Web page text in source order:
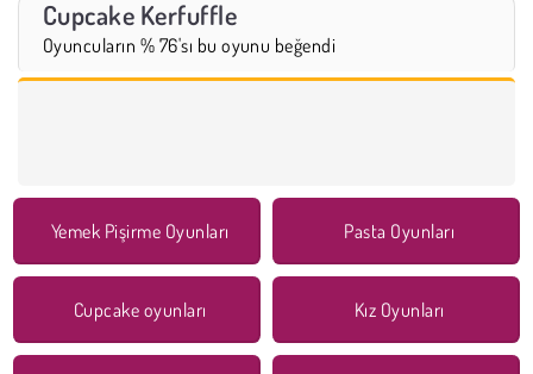
Cupcake Kerfuffle
Oyuncuların % 76'sı bu oyunu beğendi
Yemek Pişirme Oyunları Pasta Oyunları
Cupcake oyunları Kız Oyunları